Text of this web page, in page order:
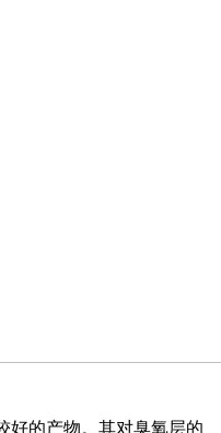
的产物。其对臭氧层的